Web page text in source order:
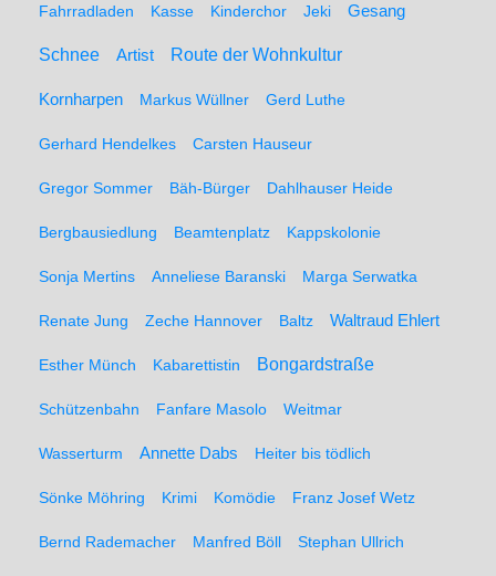
Fahrradladen Kasse Kinderchor Jeki Gesang
Schnee Artist Route der Wohnkultur
Kornharpen Markus Wüllner Gerd Luthe
Gerhard Hendelkes Carsten Hauseur
Gregor Sommer Bäh-Bürger Dahlhauser Heide
Bergbausiedlung Beamtenplatz Kappskolonie
Sonja Mertins Anneliese Baranski Marga Serwatka
Renate Jung Zeche Hannover Baltz Waltraud Ehlert
Esther Münch Kabarettistin Bongardstraße
Schützenbahn Fanfare Masolo Weitmar
Wasserturm Annette Dabs Heiter bis tödlich
Sönke Möhring Krimi Komödie Franz Josef Wetz
Bernd Rademacher Manfred Böll Stephan Ullrich